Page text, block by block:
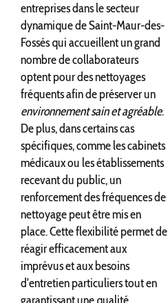
entreprises dans le secteur
dynamique de Saint-Maur-des-
Fossés qui accueillent un grand
nombre de collaborateurs
optent pour des nettoyages
fréquents afin de préserver un
environnement sain et agréable.
De plus, dans certains cas
spécifiques, comme les cabinets
médicaux ou les établissements
recevant du public, un
renforcement des fréquences de
nettoyage peut être mis en
place. Cette flexibilité permet de
réagir efficacement aux
imprévus et aux besoins
d'entretien particuliers tout en